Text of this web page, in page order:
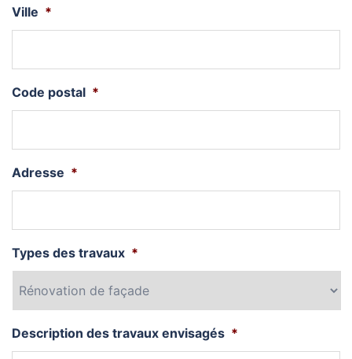
Ville *
Code postal *
Adresse *
Types des travaux *
Description des travaux envisagés *